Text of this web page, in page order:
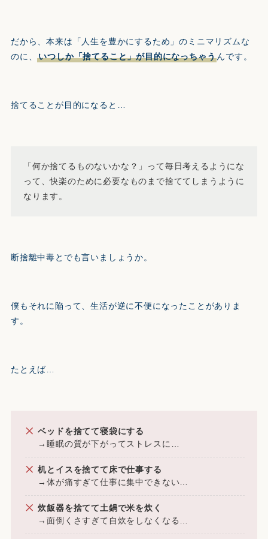
だから、本来は「人生を豊かにするため」のミニマリズムな
のに、いつしか「捨てること」が目的になっちゃう んです。
捨てることが目的になると…
「何か捨てるものないかな？」って毎日考えるようにな
って、快楽のために必要なものまで捨ててしまうように
なります。
断捨離中毒とでも言いましょうか。
僕もそれに陥って、生活が逆に不便になったことがありま
す。
たとえば…
ベッドを捨てて寝袋にする
→睡眠の質が下がってストレスに…
机とイスを捨てて床で仕事する
→体が痛すぎて仕事に集中できない…
炊飯器を捨てて土鍋で米を炊く
→面倒くさすぎて自炊をしなくなる…